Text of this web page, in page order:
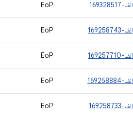
الف-169328517 EoP
الف-169258743 EoP
الف-169257710 EoP
الف-169258884 EoP
الف-169258733 EoP